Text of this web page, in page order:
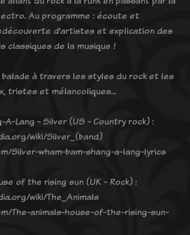
Au programme : écoute et
d'artistes et explication des
classiques de la musique !
balade à travers les styles du rock et les
tristes et mélancoliques...
A-Lang - Silver (US - Country rock) :
wiki/Silver_(band)
Silver-wham-bam-shang-a-lang-lyrics
of the rising sun (UK - Rock) :
wiki/The_Animals
The-animals-house-of-the-rising-sun-